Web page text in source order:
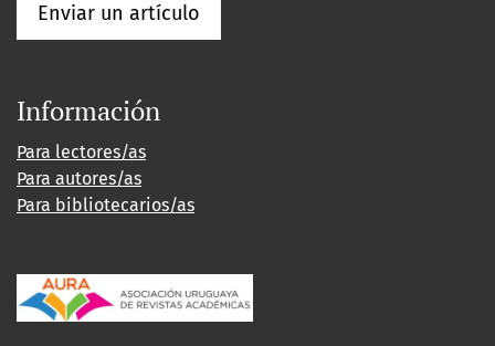
Enviar un artículo
Información
Para lectores/as
Para autores/as
Para bibliotecarios/as